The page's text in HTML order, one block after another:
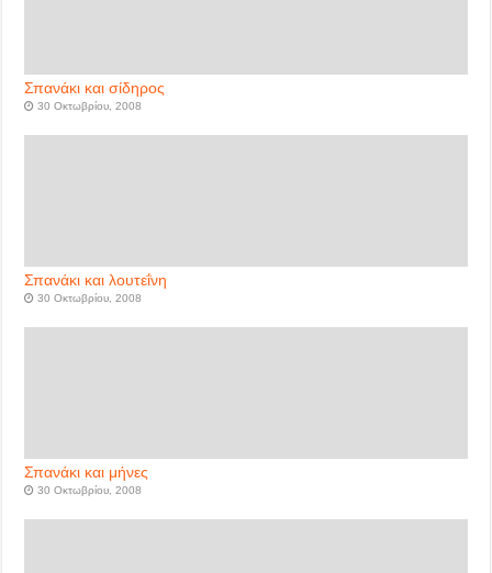
Σπανάκι και σίδηρος
30 Οκτωβρίου, 2008
Σπανάκι και λουτεΐνη
30 Οκτωβρίου, 2008
Σπανάκι και μήνες
30 Οκτωβρίου, 2008